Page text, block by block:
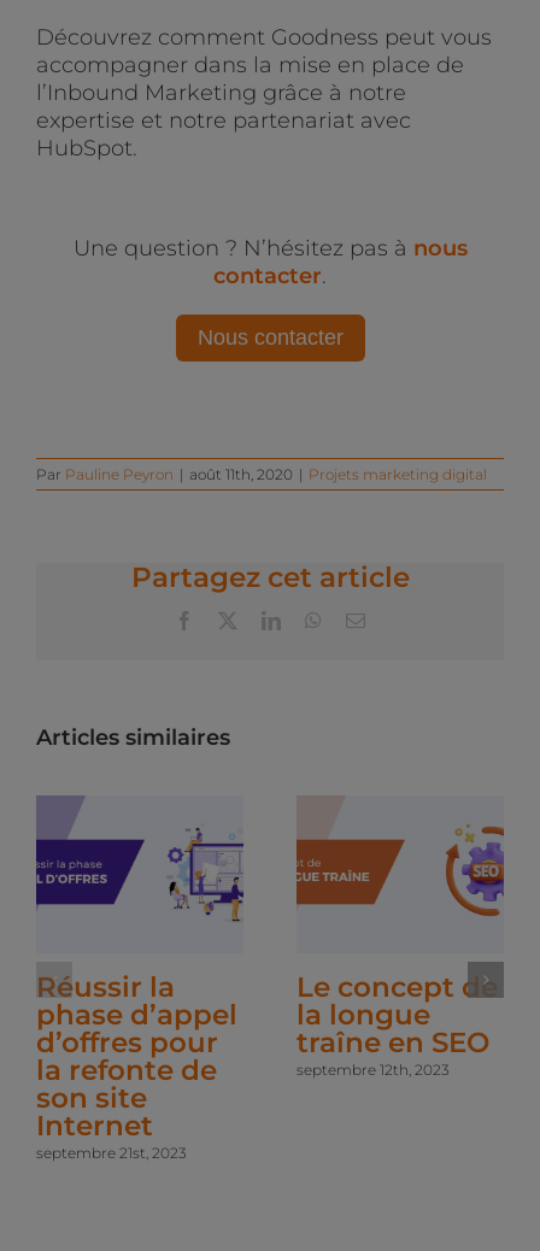
Découvrez comment Goodness peut vous
accompagner dans la mise en place de
l’Inbound Marketing grâce à notre
expertise et notre partenariat avec
HubSpot.
Une question ? N’hésitez pas à nous
contacter.
Nous contacter
Par Pauline Peyron | août 11th, 2020 | Projets marketing digital
Partagez cet article
Facebook LinkedInWhatsApp
Email
Articles similaires
Réussir la
phase d’appel
d’offres pour
la refonte de
son site
Internet
septembre 21st, 2023
Le concept de
la longue
traîne en SEO
septembre 12th, 2023